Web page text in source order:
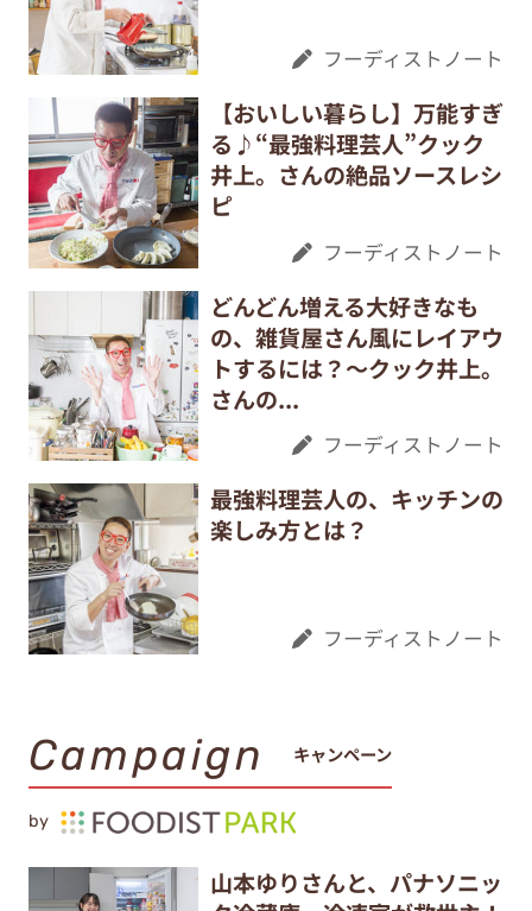
フーディストノート
【おいしい暮らし】万能すぎ
る♪“最強料理芸人”クック
井上。さんの絶品ソースレシ
ピ
フーディストノート
どんどん増える大好きなも
の、雑貨屋さん風にレイアウ
トするには？～クック井上。
さんの...
フーディストノート
最強料理芸人の、キッチンの
楽しみ方とは？
フーディストノート
Campaign キャンペーン
by
山本ゆりさんと、パナソニッ